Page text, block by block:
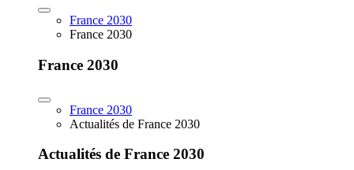
France 2030
France 2030
France 2030
France 2030
Actualités de France 2030
Actualités de France 2030